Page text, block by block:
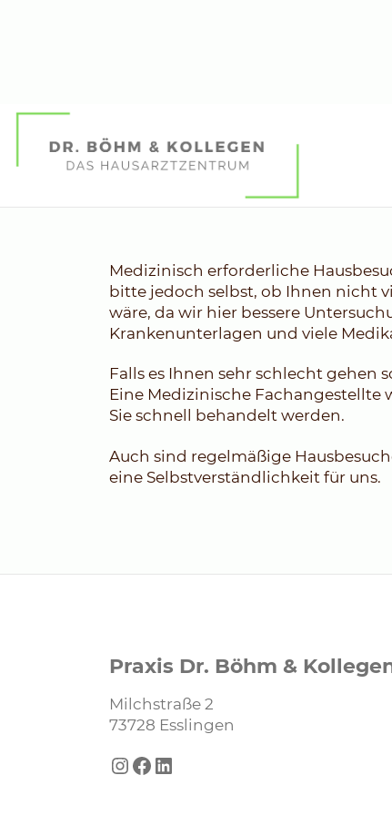
Hausbesuche
Medizinisch erforderliche
bitte jedoch selbst, ob Ihnen nicht
wäre, da wir hier bessere
Krankenunterlagen und viele
Falls es Ihnen sehr schlecht gehen
Eine Medizinische Fachangestellte
Sie schnell behandelt werden.
Auch sind regelmäßige
eine Selbstverständlichkeit für uns.
Praxis Dr. Böhm &
Milchstraße 2
73728 Esslingen
InstagramFacebook LinkedIn